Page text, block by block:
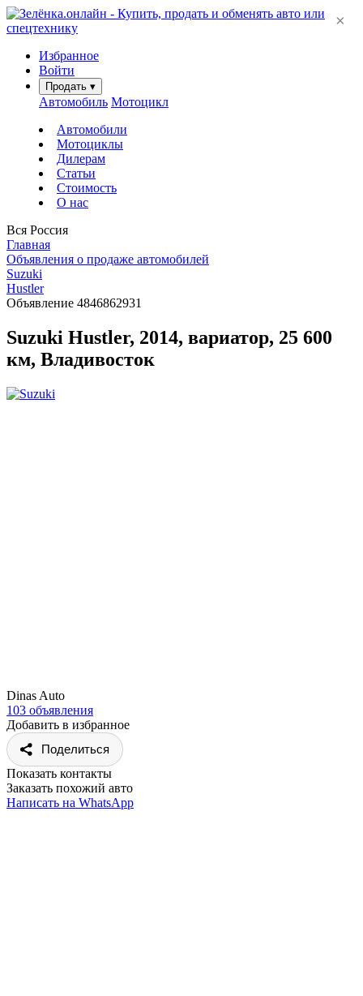
Избранное
Войти
Продать ▾
Автомобиль Мотоцикл
Автомобили
Мотоциклы
Дилерам
Статьи
Стоимость
О нас
Вся Россия
Главная
Объявления о продаже автомобилей
Suzuki
Hustler
Объявление 4846862931
Suzuki Hustler, 2014, вариатор, 25 600
км, Владивосток
Dinas Auto
103 объявления
Добавить в избранное
Поделиться
Показать контакты
Заказать похожий авто
Написать на WhatsApp
×